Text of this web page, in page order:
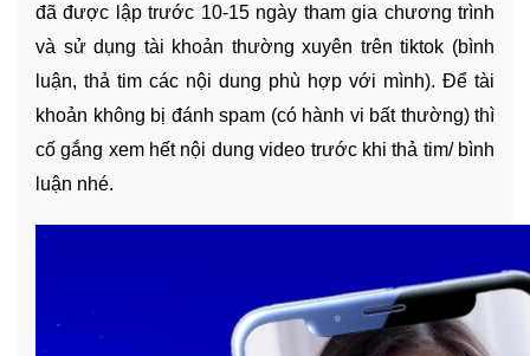
đã được lập trước 10-15 ngày tham gia chương trình
và sử dụng tài khoản thường xuyên trên tiktok (bình
luận, thả tim các nội dung phù hợp với mình). Để tài
khoản không bị đánh spam (có hành vi bất thường) thì
cố gắng xem hết nội dung video trước khi thả tim/ bình
luận nhé.